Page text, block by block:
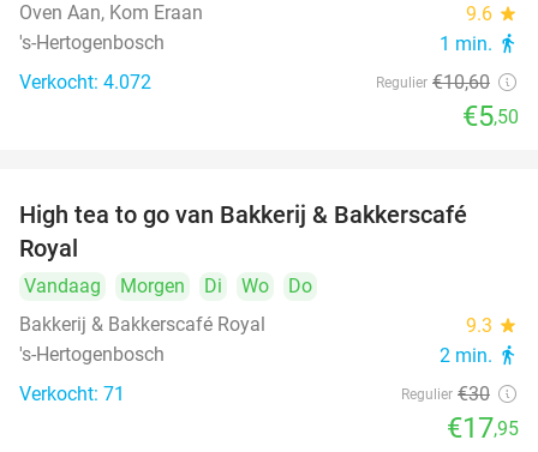
Oven Aan, Kom Eraan
9.6 star
's-Hertogenbosch 1 min. directions_walk
Verkocht: 4.072 Regulier €10,60
€5,50
40%
High tea to go van Bakkerij & Bakkerscafé
Royal
Vandaag Morgen Di Wo
Do
Bakkerij & Bakkerscafé Royal
9.3 star
's-Hertogenbosch 2 min. directions_walk
Verkocht: 71 Regulier €30
€17,95